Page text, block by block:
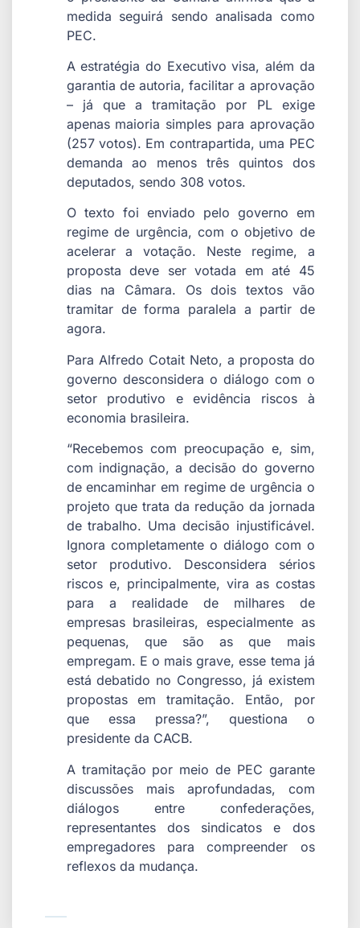
medida seguirá sendo analisada como
PEC.
A estratégia do Executivo visa, além da
garantia de autoria, facilitar a aprovação
– já que a tramitação por PL exige
apenas maioria simples para aprovação
(257 votos). Em contrapartida, uma PEC
demanda ao menos três quintos dos
deputados, sendo 308 votos.
O texto foi enviado pelo governo em
regime de urgência, com o objetivo de
acelerar a votação. Neste regime, a
proposta deve ser votada em até 45
dias na Câmara. Os dois textos vão
tramitar de forma paralela a partir de
agora.
Para Alfredo Cotait Neto, a proposta do
governo desconsidera o diálogo com o
setor produtivo e evidência riscos à
economia brasileira.
“Recebemos com preocupação e, sim,
com indignação, a decisão do governo
de encaminhar em regime de urgência o
projeto que trata da redução da jornada
de trabalho. Uma decisão injustificável.
Ignora completamente o diálogo com o
setor produtivo. Desconsidera sérios
riscos e, principalmente, vira as costas
para a realidade de milhares de
empresas brasileiras, especialmente as
pequenas, que são as que mais
empregam. E o mais grave, esse tema já
está debatido no Congresso, já existem
propostas em tramitação. Então, por
que essa pressa?”, questiona o
presidente da CACB.
A tramitação por meio de PEC garante
discussões mais aprofundadas, com
diálogos entre confederações,
representantes dos sindicatos e dos
empregadores para compreender os
reflexos da mudança.